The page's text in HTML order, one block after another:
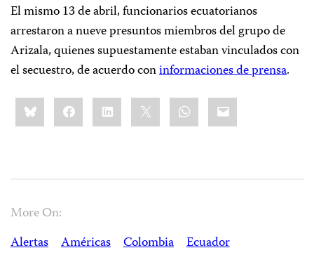
El mismo 13 de abril, funcionarios ecuatorianos
arrestaron a nueve presuntos miembros del grupo de
Arizala, quienes supuestamente estaban vinculados con
el secuestro, de acuerdo coninformaciones de prensa.
Share
this:BlueskyFacebookLinkedIn WhatsApp
Email
More On:
Alertas
Américas Colombia
Ecuador